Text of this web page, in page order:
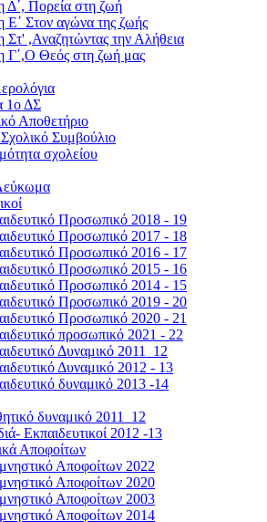
Δ΄, Πορεία στη ζωή
Ε΄ Στον αγώνα της ζωής
Στ' ,Αναζητώντας την Αλήθεια
Γ΄,Ο Θεός στη ζωή μας
1ο ΔΣ
Αποθετήριο
Συμβούλιο
σχολείου
Προσωπικό 2018 - 19
Προσωπικό 2017 - 18
Προσωπικό 2016 - 17
Προσωπικό 2015 - 16
Προσωπικό 2014 - 15
Προσωπικό 2019 - 20
Προσωπικό 2020 - 21
προσωπικό 2021 - 22
Δυναμικό 2011_12
Δυναμικό 2012 - 13
δυναμικό 2013 -14
δυναμικό 2011_12
Εκπαιδευτικοί 2012 -13
Αποφοίτων
Αποφοίτων 2022
Αποφοίτων 2020
Αποφοίτων 2003
Αποφοίτων 2014